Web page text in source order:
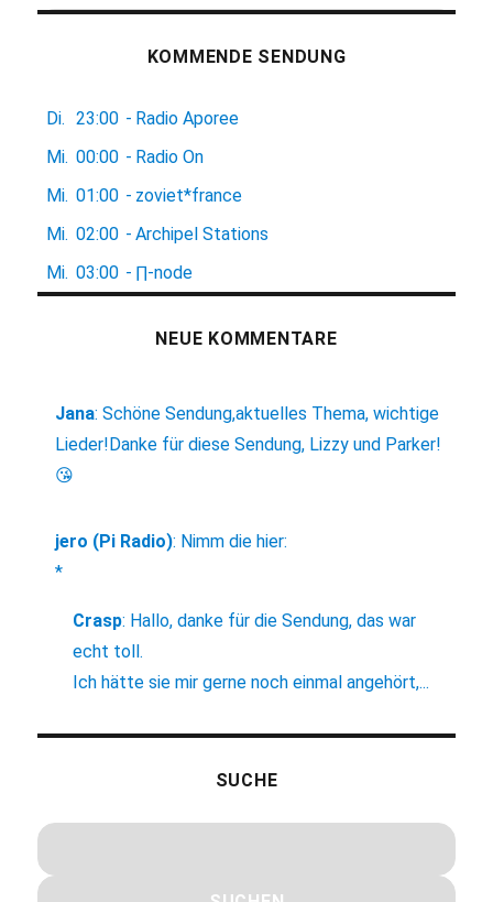
KOMMENDE SENDUNG
Di. 23:00 - Radio Aporee
Mi. 00:00 - Radio On
Mi. 01:00 - zoviet*france
Mi. 02:00 - Archipel Stations
Mi. 03:00 - ∏-node
NEUE KOMMENTARE
Jana:Schöne Sendung,aktuelles Thema, wichtige
Lieder!Danke für diese Sendung, Lizzy und Parker!
😘
jero (Pi Radio): Nimm die hier:
*
Crasp: Hallo, danke für die Sendung, das war
echt toll.
Ich hätte sie mir gerne noch einmal angehört,...
SUCHE